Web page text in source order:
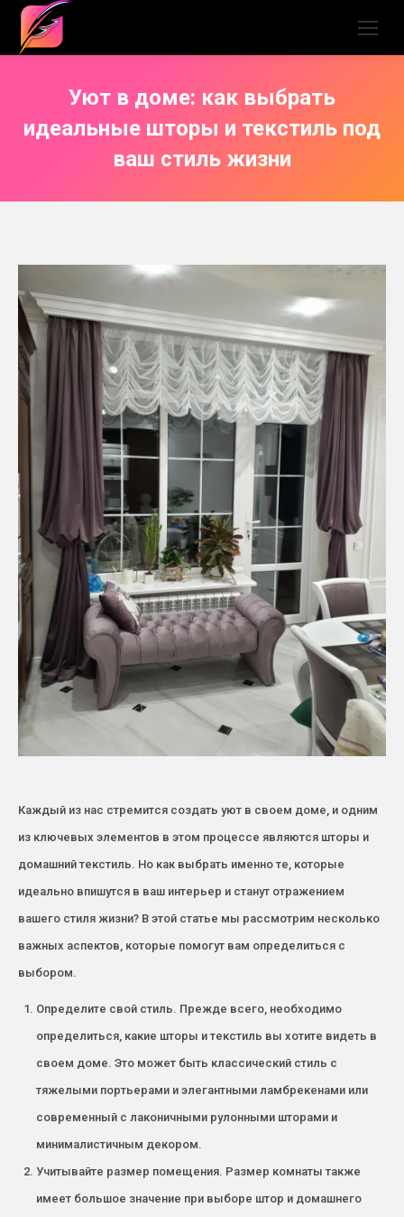
Уют в доме: как выбрать
идеальные шторы и текстиль под
ваш стиль жизни
Каждый из нас стремится создать уют в своем доме, и одним
из ключевых элементов в этом процессе являются шторы и
домашний текстиль. Но как выбрать именно те, которые
идеально впишутся в ваш интерьер и станут отражением
вашего стиля жизни? В этой статье мы рассмотрим несколько
важных аспектов, которые помогут вам определиться с
выбором.
Определите свой стиль. Прежде всего, необходимо
определиться, какие шторы и текстиль вы хотите видеть в
своем доме. Это может быть классический стиль с
тяжелыми портьерами и элегантными ламбрекенами или
современный с лаконичными рулонными шторами и
минималистичным декором.
Учитывайте размер помещения. Размер комнаты также
имеет большое значение при выборе штор и домашнего